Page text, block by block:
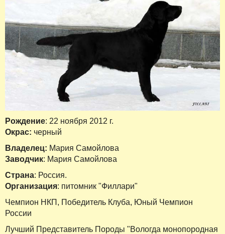
Рождение: 22 ноября 2012 г.
Окрас: черный
Владелец: Мария Самойлова
Заводчик: Мария Самойлова
Страна: Россия.
Организация: питомник "Филлари"
Чемпион НКП, Победитель Клуба, Юный Чемпион
России
Лучший Представитель Породы "Вологда монопородная